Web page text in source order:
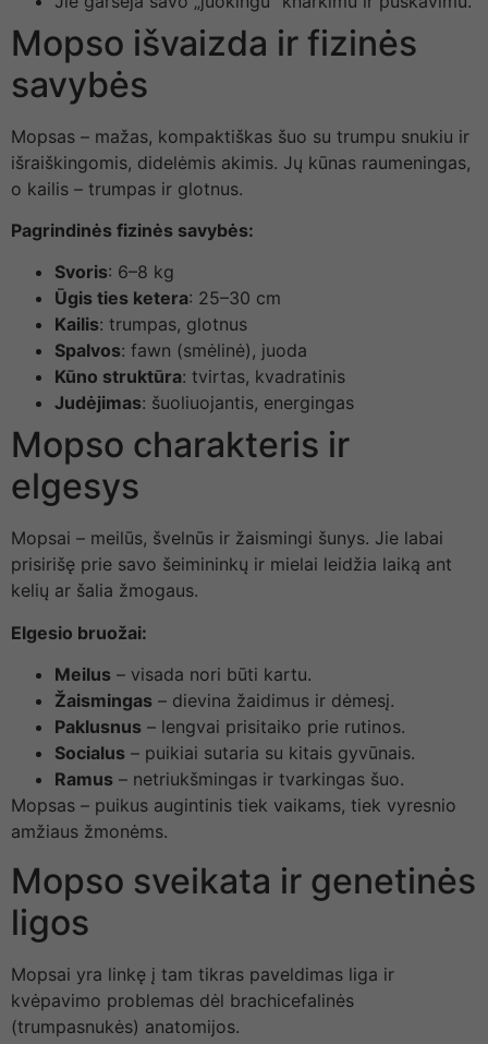
Mopso išvaizda ir fizinės
savybės
Mopsas – mažas, kompaktiškas šuo su trumpu snukiu ir
išraiškingomis, didelėmis akimis. Jų kūnas raumeningas,
o kailis – trumpas ir glotnus.
Pagrindinės fizinės savybės:
Svoris: 6–8 kg
Ūgis ties ketera: 25–30 cm
Kailis: trumpas, glotnus
Spalvos: fawn (smėlinė), juoda
Kūno struktūra: tvirtas, kvadratinis
Judėjimas: šuoliuojantis, energingas
Mopso charakteris ir
elgesys
Mopsai – meilūs, švelnūs ir žaismingi šunys. Jie labai
prisirišę prie savo šeimininkų ir mielai leidžia laiką ant
kelių ar šalia žmogaus.
Elgesio bruožai:
Meilus – visada nori būti kartu.
Žaismingas – dievina žaidimus ir dėmesį.
Paklusnus – lengvai prisitaiko prie rutinos.
Socialus – puikiai sutaria su kitais gyvūnais.
Ramus – netriukšmingas ir tvarkingas šuo.
Mopsas – puikus augintinis tiek vaikams, tiek vyresnio
amžiaus žmonėms.
Mopso sveikata ir genetinės
ligos
Mopsai yra linkę į tam tikras paveldimas liga ir
kvėpavimo problemas dėl brachicefalinės
(trumpasnukės) anatomijos.